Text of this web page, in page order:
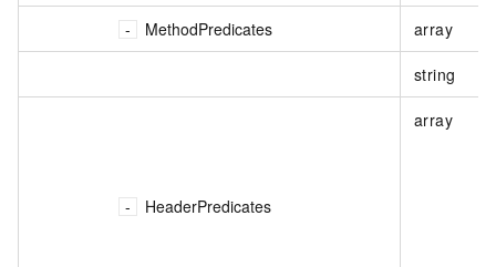
MethodPredicates array
string
HeaderPredicates
array